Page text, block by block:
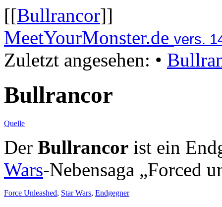
[[Bullrancor]]
MeetYourMonster.de vers.
Zuletzt angesehen: •
Bullrancor
Quelle
Der Bullrancor ist ein
Wars-Nebensaga „Forced
Force Unleashed, Star Wars, Endgegner